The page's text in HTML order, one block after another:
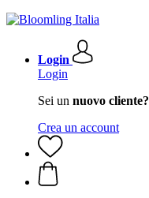
Login
Login
Sei un nuovo cliente?
Crea un account